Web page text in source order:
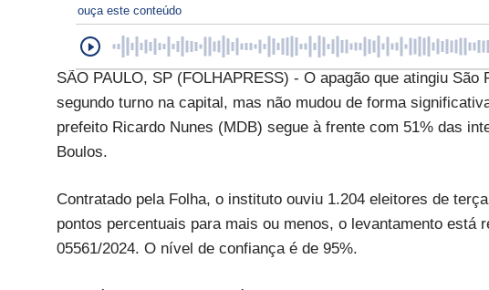
ouça este conteúdo
SÃO PAULO, SP (FOLHAPRESS) - O apagão que atingiu
segundo turno na capital, mas não mudou de forma
prefeito Ricardo Nunes (MDB) segue à frente com 51% das
Boulos.
Contratado pela Folha, o instituto ouviu 1.204 eleitores de
pontos percentuais para mais ou menos, o levantamento está
05561/2024. O nível de confiança é de 95%.